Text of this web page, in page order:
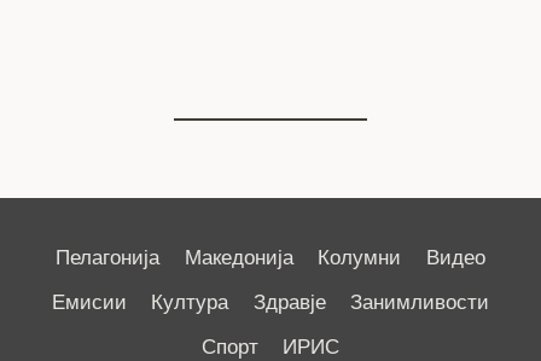
Пелагонија Македонија Колумни
Видео
Емисии
Култура Здравје
Занимливости
Спорт
ИРИС